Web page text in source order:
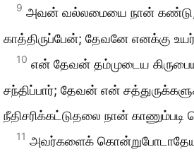
9 அவன் வல்லமையை நான் கண்டு,
காத்திருப்பேன்; தேவனே எனக்கு
10 என் தேவன் தம்முடைய
சந்திப்பார்; தேவன் என்
நீதிசரிக்கட்டுதலை நான் காணும்படி
11 அவர்களைக்